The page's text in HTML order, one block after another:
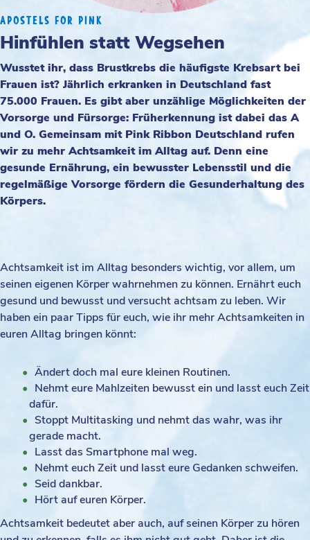
APOSTELS FOR PINK
Hinfühlen statt Wegsehen
Wusstet ihr, dass Brustkrebs die häufigste Krebsart bei
Frauen ist? Jährlich erkranken in Deutschland fast
75.000 Frauen. Es gibt aber unzählige Möglichkeiten der
Vorsorge und Fürsorge: Früherkennung ist dabei das A
und O. Gemeinsam mit Pink Ribbon Deutschland rufen
wir zu mehr Achtsamkeit im Alltag auf. Denn eine
gesunde Ernährung, ein bewusster Lebensstil und die
regelmäßige Vorsorge fördern die Gesunderhaltung des
Körpers.
Achtsamkeit ist im Alltag besonders wichtig, vor allem, um
seinen eigenen Körper wahrnehmen zu können. Ernährt euch
gesund und bewusst und versucht achtsam zu leben. Wir
haben ein paar Tipps für euch, wie ihr mehr Achtsamkeiten in
euren Alltag bringen könnt:
Ändert doch mal eure kleinen Routinen.
Nehmt eure Mahlzeiten bewusst ein und lasst euch Zeit
dafür.
Stoppt Multitasking und nehmt das wahr, was ihr
gerade macht.
Lasst das Smartphone mal weg.
Nehmt euch Zeit und lasst eure Gedanken schweifen.
Seid dankbar.
Hört auf euren Körper.
Achtsamkeit bedeutet aber auch, auf seinen Körper zu hören